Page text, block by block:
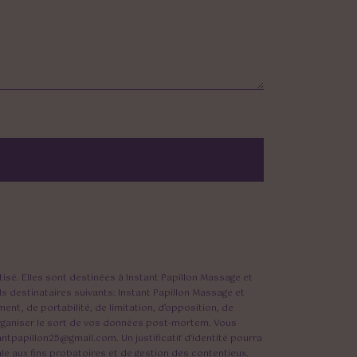
Elles sont destinées à Instant Papillon Massage et
suivants: Instant Papillon Massage et
de portabilité, de limitation, d’opposition, de
le sort de vos données post-mortem. Vous
Un justificatif d'identité pourra
aux fins probatoires et de gestion des contentieux.